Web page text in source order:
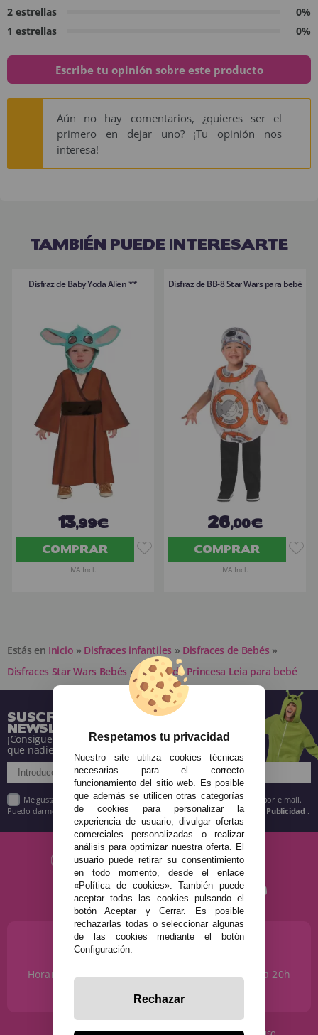
2 estrellas
0%
1 estrellas
0%
Escribe tu opinión sobre este producto
Aún no hay comentarios, ¿quieres ser el
primero en dejar uno? ¡Tu opinión nos
interesa!
TAMBIÉN PUEDE INTERESARTE
Disfraz de Baby Yoda Alien **
13,99€
COMPRAR
IVA Incl.
Disfraz de BB-8 Star Wars para bebé
26,00€
COMPRAR
IVA Incl.
Estás en Inicio » Disfraces infantiles » Disfraces de Bebés »
Disfraces Star Wars Bebés » Disfraz de Princesa Leia para bebé
SUSCRÍBETE A NUESTRA
NEWSLETTER
¡Consigue descuentos y entérate de todo antes
que nadie!
Me gustaría recibir descuentos exclusivos, novedades y tendencias por e-mail.
Puedo darme de baja cuando quiera según lo recogido en la Política de Publicidad .
¿NECESITAS AYUDA?
Horario de Lunes a Sábados de 10 a 14h y de 17 a 20h
info@disfracestuyyo.com
Respetamos tu privacidad
Nuestro site utiliza cookies técnicas
necesarias para el correcto
funcionamiento del sitio web. Es posible
que además se utilicen otras categorías
de cookies para personalizar la
experiencia de usuario, divulgar ofertas
comerciales personalizadas o realizar
análisis para optimizar nuestra oferta. El
usuario puede retirar su consentimiento
en todo momento, desde el enlace
«Política de cookies». También puede
aceptar todas las cookies pulsando el
botón Aceptar y Cerrar. Es posible
rechazarlas todas o seleccionar algunas
de las cookies mediante el botón
Configuración.
Rechazar